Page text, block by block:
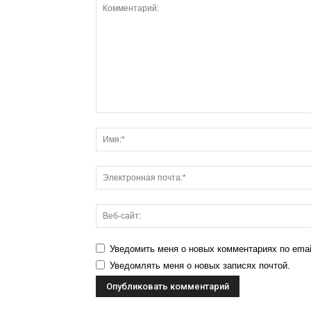
Уведомить меня о новых комментариях по
Уведомлять меня о новых записях почтой.